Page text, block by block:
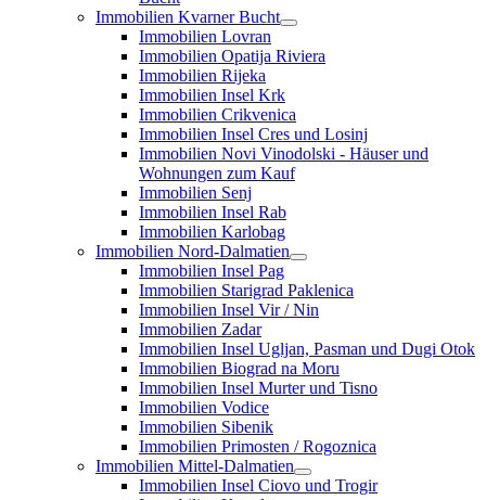
Immobilien Kvarner Bucht
Immobilien Lovran
Immobilien Opatija Riviera
Immobilien Rijeka
Immobilien Insel Krk
Immobilien Crikvenica
Immobilien Insel Cres und Losinj
Immobilien Novi Vinodolski - Häuser und
Wohnungen zum Kauf
Immobilien Senj
Immobilien Insel Rab
Immobilien Karlobag
Immobilien Nord-Dalmatien
Immobilien Insel Pag
Immobilien Starigrad Paklenica
Immobilien Insel Vir / Nin
Immobilien Zadar
Immobilien Insel Ugljan, Pasman und Dugi Otok
Immobilien Biograd na Moru
Immobilien Insel Murter und Tisno
Immobilien Vodice
Immobilien Sibenik
Immobilien Primosten / Rogoznica
Immobilien Mittel-Dalmatien
Immobilien Insel Ciovo und Trogir